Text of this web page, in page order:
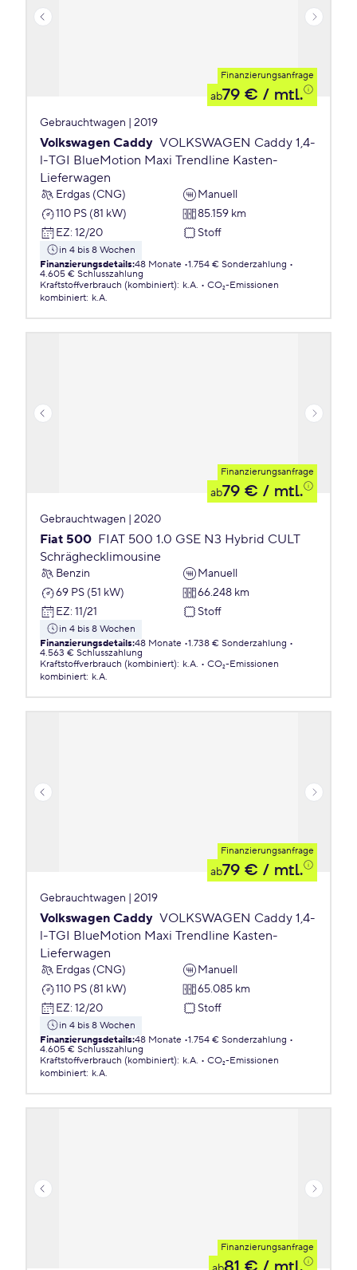
Finanzierungsanfrage
ab79 € / mtl.
Gebrauchtwagen | 2019
Volkswagen Caddy VOLKSWAGEN Caddy 1,4-
l-TGI BlueMotion Maxi Trendline Kasten-
Lieferwagen
Erdgas (CNG)
Manuell
110 PS (81 kW)
85.159 km
EZ: 12/20 Stoff
in 4 bis 8 Wochen
Finanzierungsdetails:48 Monate 1.754 € Sonderzahlung
4.605 € Schlusszahlung
Kraftstoffverbrauch (kombiniert): k.A.
CO₂-Emissionen
kombiniert: k.A.
Finanzierungsanfrage
ab79 € / mtl.
Gebrauchtwagen | 2020
Fiat 500 FIAT 500 1.0 GSE N3 Hybrid CULT
Schräghecklimousine
Benzin
Manuell
69 PS (51 kW)
66.248 km
EZ: 11/21 Stoff
in 4 bis 8 Wochen
Finanzierungsdetails:48 Monate 1.738 € Sonderzahlung
4.563 € Schlusszahlung
Kraftstoffverbrauch (kombiniert): k.A.
CO₂-Emissionen
kombiniert: k.A.
Finanzierungsanfrage
ab79 € / mtl.
Gebrauchtwagen | 2019
Volkswagen Caddy VOLKSWAGEN Caddy 1,4-
l-TGI BlueMotion Maxi Trendline Kasten-
Lieferwagen
Erdgas (CNG)
Manuell
110 PS (81 kW)
65.085 km
EZ: 12/20 Stoff
in 4 bis 8 Wochen
Finanzierungsdetails:48 Monate 1.754 € Sonderzahlung
4.605 € Schlusszahlung
Kraftstoffverbrauch (kombiniert): k.A.
CO₂-Emissionen
kombiniert: k.A.
Finanzierungsanfrage